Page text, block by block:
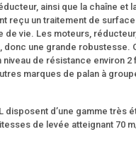
ainsi que la chaîne et
reçu un traitement de
de vie. Les moteurs,
donc une grande robustesse.
niveau de résistance environ
marques de palan à
disposent d’une gamme très
de levée atteignant 70